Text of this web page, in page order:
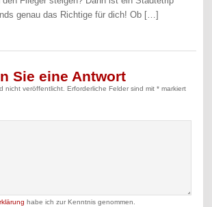
genau das Richtige für dich! Ob […]
Sie eine Antwort
nicht veröffentlicht. Erforderliche Felder sind mit* markiert
habe ich zur Kenntnis genommen.